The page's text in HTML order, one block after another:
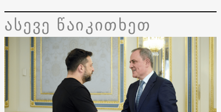
ასევე წაიკითხეთ